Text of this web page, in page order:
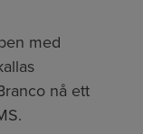
med
nå ett